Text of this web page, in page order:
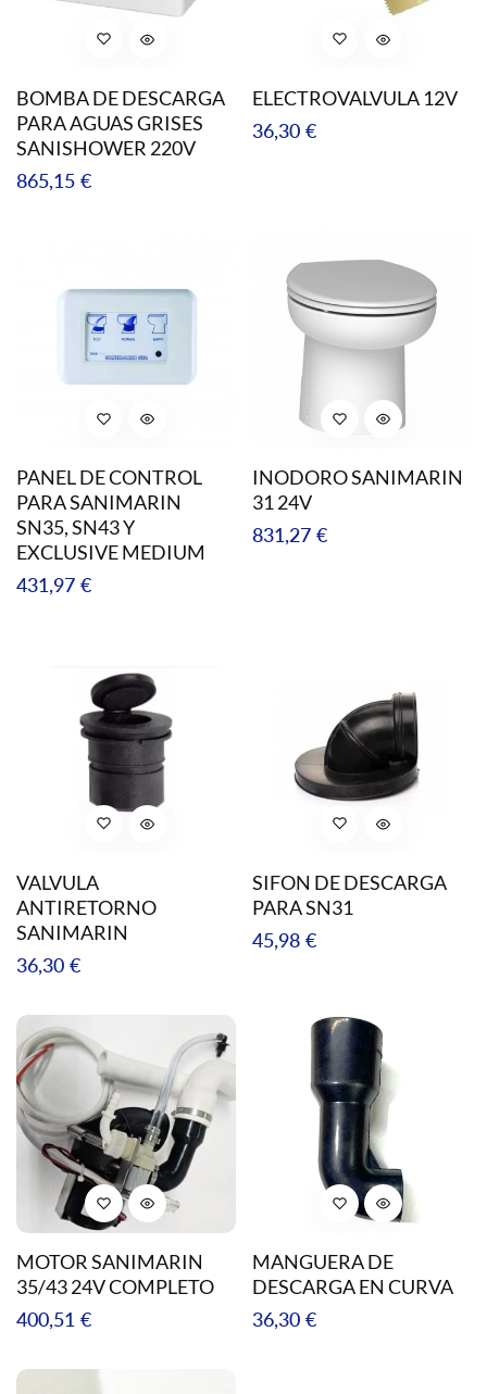
BOMBA DE DESCARGA
PARA AGUAS GRISES
SANISHOWER 220V
Precio
865,15 €
ELECTROVALVULA 12V
Precio
36,30 €
PANEL DE CONTROL
PARA SANIMARIN
SN35, SN43 Y
EXCLUSIVE MEDIUM
Precio
431,97 €
INODORO SANIMARIN
31 24V
Precio
831,27 €
VALVULA
ANTIRETORNO
SANIMARIN
Precio
36,30 €
SIFON DE DESCARGA
PARA SN31
Precio
45,98 €
MOTOR SANIMARIN
35/43 24V COMPLETO
Precio
400,51 €
MANGUERA DE
DESCARGA EN CURVA
Precio
36,30 €